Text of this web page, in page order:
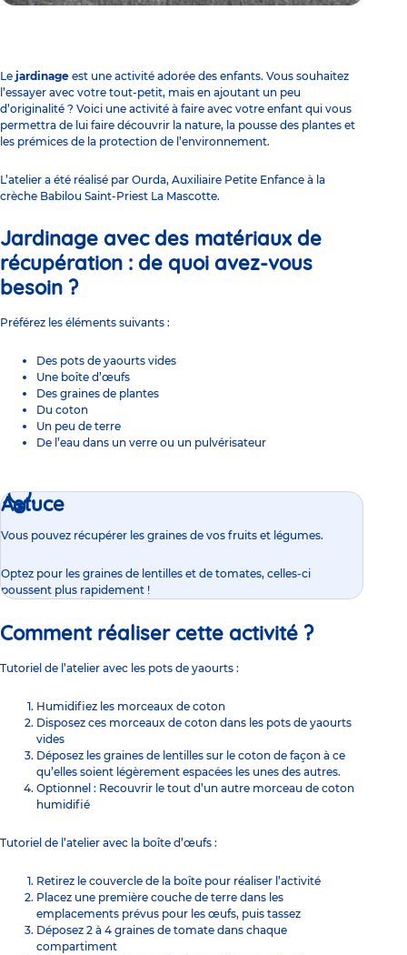
Le jardinage est une activité adorée des enfants. Vous souhaitez
l’essayer avec votre tout-petit, mais en ajoutant un peu
d’originalité ? Voici une activité à faire avec votre enfant qui vous
permettra de lui faire découvrir la nature, la pousse des plantes et
les prémices de la protection de l’environnement.
L’atelier a été réalisé par Ourda, Auxiliaire Petite Enfance à la
crèche Babilou Saint-Priest La Mascotte.
Jardinage avec des matériaux de
récupération : de quoi avez-vous
besoin ?
Préférez les éléments suivants :
Des pots de yaourts vides
Une boîte d’œufs
Des graines de plantes
Du coton
Un peu de terre
De l’eau dans un verre ou un pulvérisateur
Astuce
Vous pouvez récupérer les graines de vos fruits et légumes.
Optez pour les graines de lentilles et de tomates, celles-ci
poussent plus rapidement !
Comment réaliser cette activité ?
Tutoriel de l’atelier avec les pots de yaourts :
Humidifiez les morceaux de coton
Disposez ces morceaux de coton dans les pots de yaourts
vides
Déposez les graines de lentilles sur le coton de façon à ce
qu’elles soient légèrement espacées les unes des autres.
Optionnel : Recouvrir le tout d’un autre morceau de coton
humidifié
Tutoriel de l’atelier avec la boîte d’œufs :
Retirez le couvercle de la boîte pour réaliser l’activité
Placez une première couche de terre dans les
emplacements prévus pour les œufs, puis tassez
Déposez 2 à 4 graines de tomate dans chaque
compartiment